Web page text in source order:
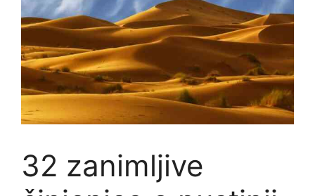
32 zanimljive